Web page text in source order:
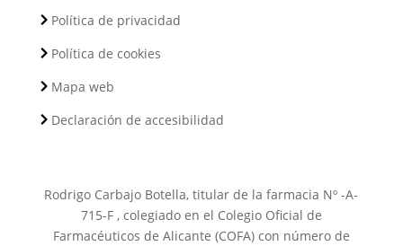
Política de privacidad
Política de cookies
Mapa web
Declaración de accesibilidad
Rodrigo Carbajo Botella, titular de la farmacia Nº -A-
715-F , colegiado en el Colegio Oficial de
Farmacéuticos de Alicante (COFA) con número de